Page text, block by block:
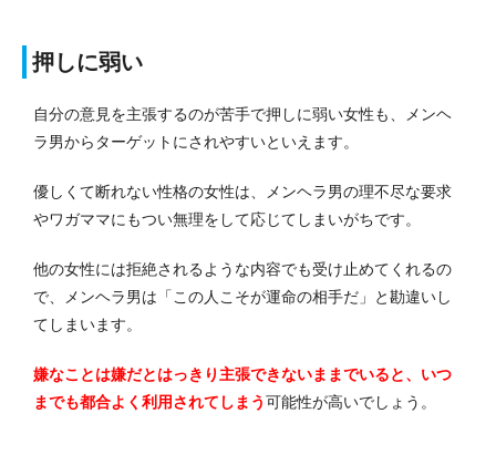
押しに弱い
自分の意見を主張するのが苦手で押しに弱い女性も、メンヘ
ラ男からターゲットにされやすいといえます。
優しくて断れない性格の女性は、メンヘラ男の理不尽な要求
やワガママにもつい無理をして応じてしまいがちです。
他の女性には拒絶されるような内容でも受け止めてくれるの
で、メンヘラ男は「この人こそが運命の相手だ」と勘違いし
てしまいます。
嫌なことは嫌だとはっきり主張できないままでいると、いつ
までも都合よく利用されてしまう可能性が高いでしょう。